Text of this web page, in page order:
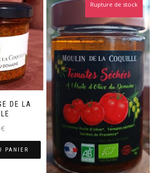
DE LA
€
PANIER
Rupture de stock